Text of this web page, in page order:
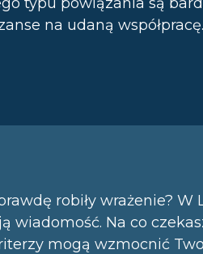
na udaną współpracę.
robiły wrażenie?
wiadomość. Na co
mogą wzmocnić